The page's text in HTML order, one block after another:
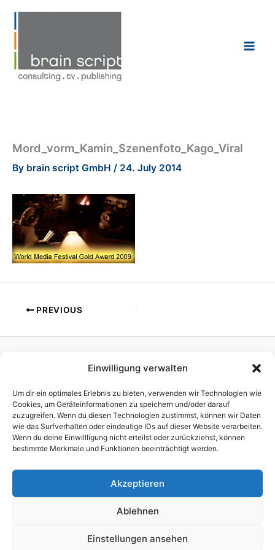
Einwilligung verwalten
Um dir ein optimales Erlebnis zu bieten, verwenden wir Technologien wie
Cookies, um Geräteinformationen zu speichern und/oder darauf
zuzugreifen. Wenn du diesen Technologien zustimmst, können wir Daten
wie das Surfverhalten oder eindeutige IDs auf dieser Website verarbeiten.
Wenn du deine Einwillligung nicht erteilst oder zurückziehst, können
bestimmte Merkmale und Funktionen beeinträchtigt werden.
Akzeptieren
Ablehnen
Einstellungen ansehen
Mord_vorm_Kamin_Szenenfoto_Kago_Viral
By brain script GmbH / 24. July 2014
PREVIOUS
Homepage
Publisher
TV Production
News
References
Awards
Impressum